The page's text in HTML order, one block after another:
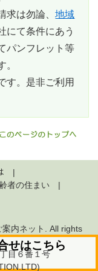
せはこちら
求は勿論、地域
にて条件にあう
パンフレット等
。
す。是非ご利用
者の住まい
内ネット
. All rights
目６番１号